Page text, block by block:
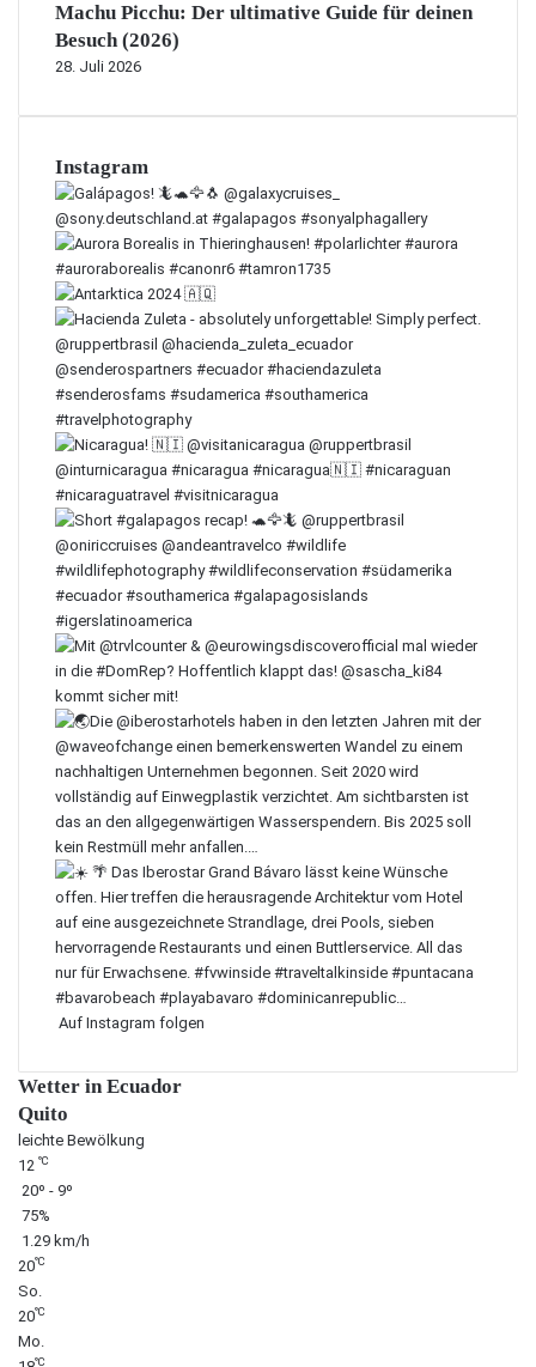
Machu Picchu: Der ultimative Guide für deinen
Besuch (2026)
28. Juli 2026
Instagram
Auf Instagram folgen
Wetter in Ecuador
Quito
leichte Bewölkung
12 ℃
20º - 9º
75%
1.29 km/h
20℃
So.
20℃
Mo.
℃